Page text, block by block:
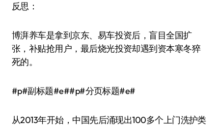
反思：
博湃养车是拿到京东、易车投资后，盲目全国扩
张，补贴抢用户，最后烧光投资却遇到资本寒冬猝
死的。
#p#副标题#e##p#分页标题#e#
从2013年开始，中国先后涌现出100多个上门洗护类